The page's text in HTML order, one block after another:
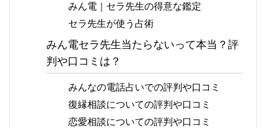
みん電｜セラ先生の得意な鑑定
セラ先生が使う占術
みん電セラ先生当たらないって本当？評
判や口コミは？
みんなの電話占いでの評判や口コミ
復縁相談についての評判や口コミ
恋愛相談についての評判や口コミ